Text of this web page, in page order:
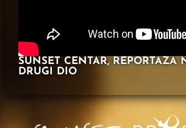
SUNSET CENTAR, REPORTAŽA
DRUGI DIO